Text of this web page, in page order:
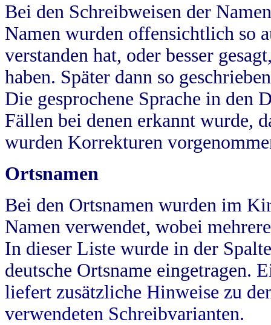
Bei den Schreibweisen der
Namen wurden offensichtlich so
verstanden hat, oder besser
haben. Später dann so
Die gesprochene Sprache in
Fällen bei denen erkannt wurde,
wurden Korrekturen
Ortsnamen
Bei den Ortsnamen wurden im
Namen verwendet, wobei
In dieser Liste wurde in der
deutsche Ortsname eingetragen.
liefert zusätzliche Hinweise zu
verwendeten Schreibvarianten.